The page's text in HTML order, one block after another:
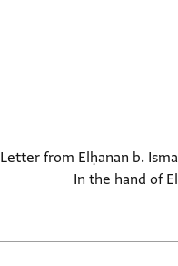
Letter from Elḥanan b.
In the hand of